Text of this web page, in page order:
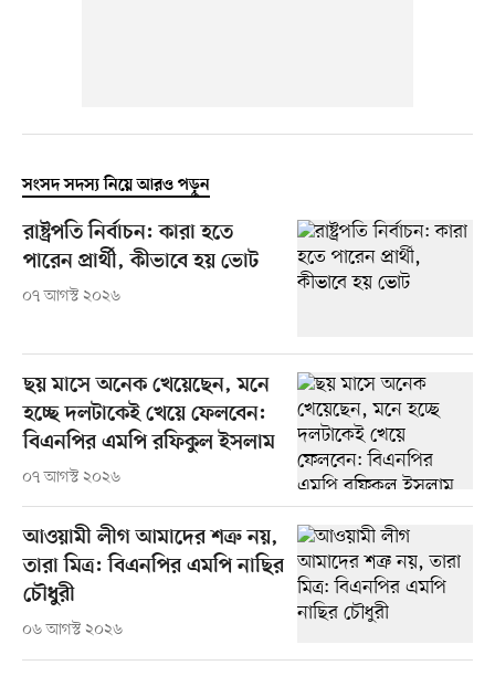
সংসদ সদস্য নিয়ে আরও পড়ুন
রাষ্ট্রপতি নির্বাচন: কারা হতে
পারেন প্রার্থী, কীভাবে হয় ভোট
০৭ আগস্ট ২০২৬
ছয় মাসে অনেক খেয়েছেন, মনে
হচ্ছে দলটাকেই খেয়ে ফেলবেন:
বিএনপির এমপি রফিকুল ইসলাম
০৭ আগস্ট ২০২৬
আওয়ামী লীগ আমাদের শত্রু নয়,
তারা মিত্র: বিএনপির এমপি নাছির
চৌধুরী
০৬ আগস্ট ২০২৬